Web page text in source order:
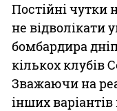
Постійні чутки
не відволікати
бомбардира
кількох клубів
Зважаючи на
інших